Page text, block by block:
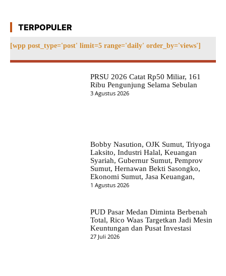
TERPOPULER
[wpp post_type='post' limit=5 range='daily' order_by='views']
PRSU 2026 Catat Rp50 Miliar, 161
Ribu Pengunjung Selama Sebulan
3 Agustus 2026
Bobby Nasution, OJK Sumut, Triyoga
Laksito, Industri Halal, Keuangan
Syariah, Gubernur Sumut, Pemprov
Sumut, Hernawan Bekti Sasongko,
Ekonomi Sumut, Jasa Keuangan,
1 Agustus 2026
PUD Pasar Medan Diminta Berbenah
Total, Rico Waas Targetkan Jadi Mesin
Keuntungan dan Pusat Investasi
27 Juli 2026